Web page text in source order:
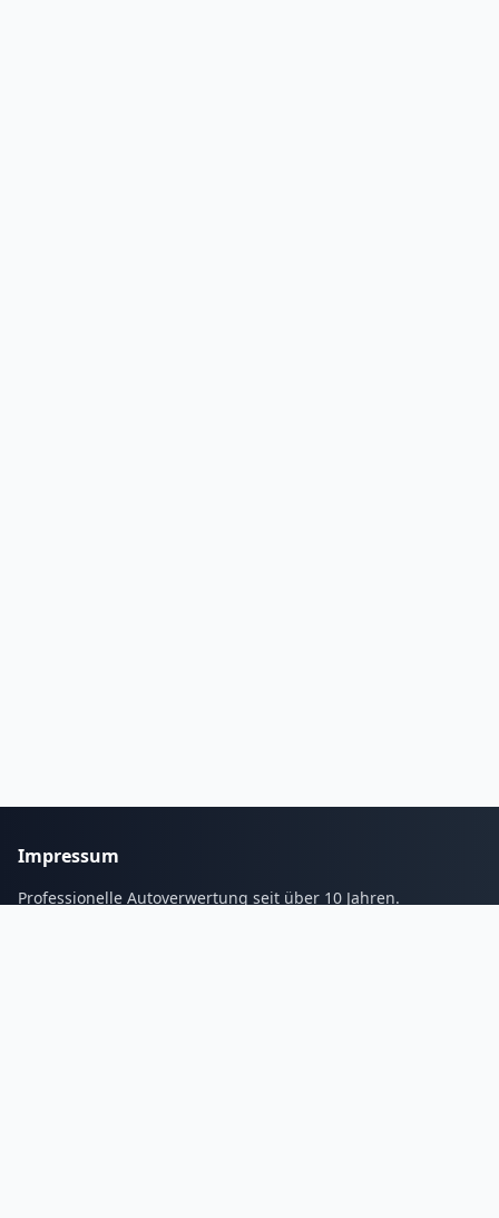
Impressum
Professionelle Autoverwertung seit über 10 Jahren.